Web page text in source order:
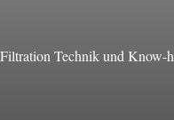
Technik und Know-